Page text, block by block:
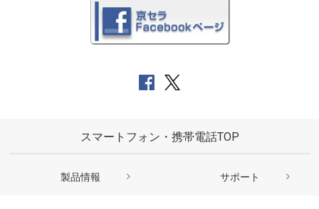
スマートフォン・携帯電話TOP
製品情報 サポート